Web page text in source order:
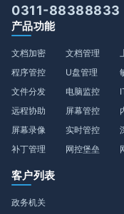
0311-88388833
产品功能
文档加密
程序管控
文件分发
远程协助
屏幕录像
补丁管理
文档管理
U盘管理
电脑监控
屏幕管控
实时管控
网控堡垒
客户列表
政务机关